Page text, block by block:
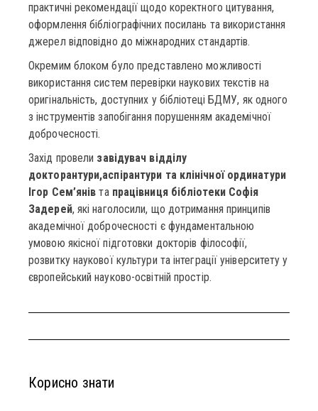
практичні рекомендації щодо коректного цитування,
оформлення бібліографічних посилань та використання
джерел відповідно до міжнародних стандартів.
Окремим блоком було представлено можливості
використання систем перевірки наукових текстів на
оригінальність, доступних у бібліотеці БДМУ, як одного
з інструментів запобігання порушенням академічної
доброчесності.
Захід провели завідувач відділу
докторантури,аспірантури та клінічної ординатури
Ігор Сем’янів та працівниця бібліотеки Софія
Задерей, які наголосили, що дотримання принципів
академічної доброчесності є фундаментальною
умовою якісної підготовки докторів філософії,
розвитку наукової культури та інтеграції університету у
європейський науково-освітній простір.
Корисно знати